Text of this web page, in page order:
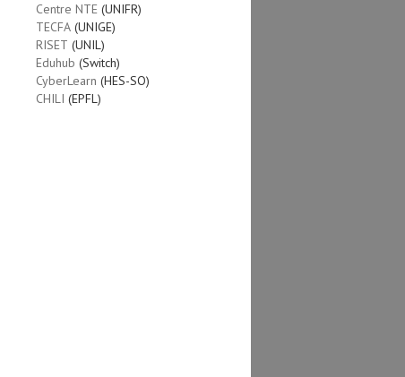
Centre NTE (UNIFR)
TECFA (UNIGE)
RISET (UNIL)
Eduhub (Switch)
CyberLearn (HES-SO)
CHILI (EPFL)